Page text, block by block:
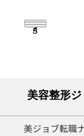
1
2
3
美容整形
美ジョブ転職